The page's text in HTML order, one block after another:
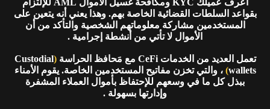
بقواعد السلطات القضائية الخاصة بهم. وهذا يعني أنه يتعين على
المستخدمين مشاركة معلوماتهم الشخصية والتأكد من أن
الأموال لا تأتي من أنشطة إجرامية .
تعمل العديد من الخدمات CeFi مع مَحافظ الحراسة (
Custodial
wallets
) ، والتي تخزن مفاتيح المستخدمين الخاصة. يقوم الأمناء
ببذل كل ما في وسعهم للإحتفاظ بأموال العملاء المشفرة
وإدارتها بسهولة .